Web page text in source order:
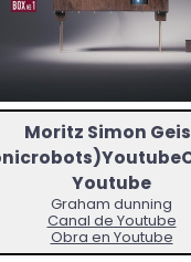
Graham dunning
Canal de Youtube
Obra en Youtube